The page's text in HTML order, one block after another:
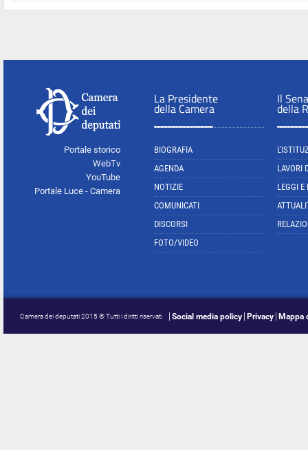
Portale storico
WebTv
YouTube
Portale Luce - Camera
La Presidente
della Camera
BIOGRAFIA
AGENDA
NOTIZIE
COMUNICATI
DISCORSI
FOTO/VIDEO
Il
della
LAVORI
LEGGI E
Camera dei deputati 2015 © Tutti i diritti riservati Social media policy Privacy Mappa